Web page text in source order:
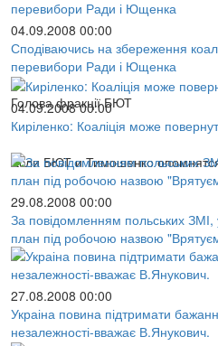
04.09.2008 00:00
Сподіваючись на збереження
перевибори Ради і Ющенка
Голова фракції БЮТ
04.09.2008 00:00
Киріленко: Коаліція може
Если БЮТ и Тимошенко
29.08.2008 00:00
За повідомленням польських
план під робочою назвою
27.08.2008 00:00
Украіна повина підтримати
незалежності-вважає В.Янукович.